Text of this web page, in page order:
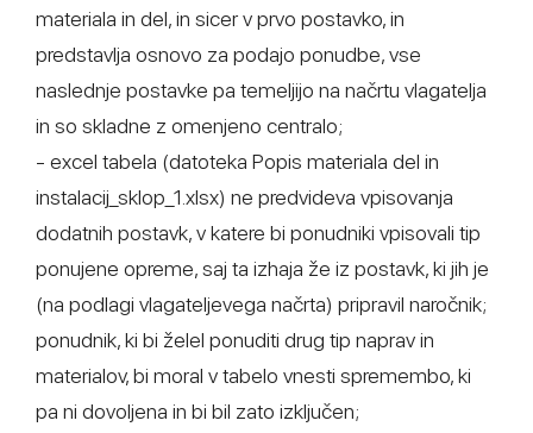
materiala in del, in sicer v prvo postavko, in
predstavlja osnovo za podajo ponudbe, vse
naslednje postavke pa temeljijo na načrtu vlagatelja
in so skladne z omenjeno centralo;
- excel tabela (datoteka Popis materiala del in
instalacij_sklop_1.xlsx) ne predvideva vpisovanja
dodatnih postavk, v katere bi ponudniki vpisovali tip
ponujene opreme, saj ta izhaja že iz postavk, ki jih je
(na podlagi vlagateljevega načrta) pripravil naročnik;
ponudnik, ki bi želel ponuditi drug tip naprav in
materialov, bi moral v tabelo vnesti spremembo, ki
pa ni dovoljena in bi bil zato izključen;